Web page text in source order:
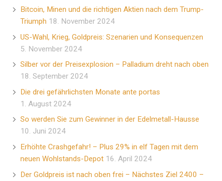
Bitcoin, Minen und die richtigen Aktien nach dem Trump-
Triumph 18. November 2024
US-Wahl, Krieg, Goldpreis: Szenarien und Konsequenzen
5. November 2024
Silber vor der Preisexplosion – Palladium dreht nach oben
18. September 2024
Die drei gefährlichsten Monate ante portas
1. August 2024
So werden Sie zum Gewinner in der Edelmetall-Hausse
10. Juni 2024
Erhöhte Crashgefahr! – Plus 29% in elf Tagen mit dem
neuen Wohlstands-Depot 16. April 2024
Der Goldpreis ist nach oben frei – Nächstes Ziel 2400 –